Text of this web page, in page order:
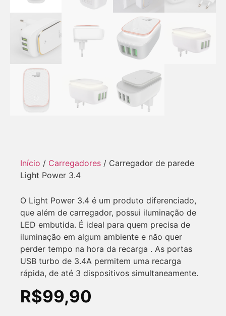
Início / Carregadores / Carregador de parede
Light Power 3.4
O Light Power 3.4 é um produto diferenciado,
que além de carregador, possui iluminação de
LED embutida. É ideal para quem precisa de
iluminação em algum ambiente e não quer
perder tempo na hora da recarga . As portas
USB turbo de 3.4A permitem uma recarga
rápida, de até 3 dispositivos simultaneamente.
R$99,90